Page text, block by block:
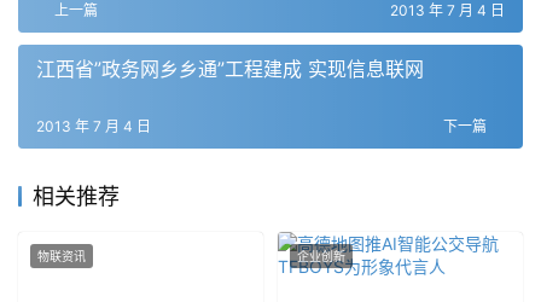
上一篇 2013 年 7 月 4 日
江西省”政务网乡乡通”工程建成 实现信息联网
下一篇
2013 年 7 月 4 日
相关推荐
物联资讯 企业创新